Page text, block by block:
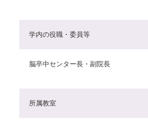
学内の役職・委員等
脳卒中センター長・副院長
所属教室